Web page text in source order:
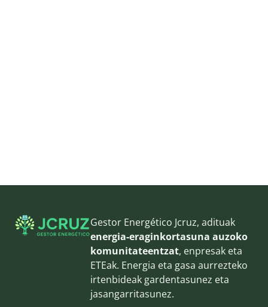
Gestor Energético Jcruz, adituak
energia-eraginkortasuna auzoko
komunitateentzat, enpresak eta
ETEak. Energia eta gasa aurrezteko
irtenbideak gardentasunez eta
jasangarritasunez.